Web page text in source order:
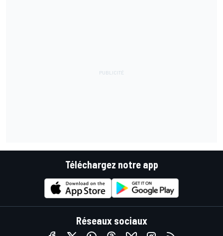
Téléchargez notre app
Réseaux sociaux